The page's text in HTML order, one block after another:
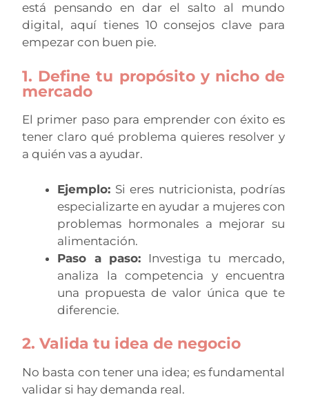
está pensando en dar el salto al mundo
digital, aquí tienes 10 consejos clave para
empezar con buen pie.
1. Define tu propósito y nicho de
mercado
El primer paso para emprender con éxito es
tener claro qué problema quieres resolver y
a quién vas a ayudar.
Ejemplo: Si eres nutricionista, podrías
especializarte en ayudar a mujeres con
problemas hormonales a mejorar su
alimentación.
Paso a paso: Investiga tu mercado,
analiza la competencia y encuentra
una propuesta de valor única que te
diferencie.
2. Valida tu idea de negocio
No basta con tener una idea; es fundamental
validar si hay demanda real.